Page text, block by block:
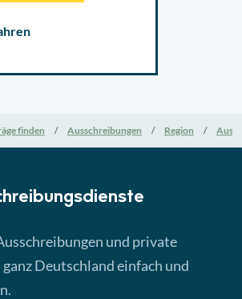
finden Ausschreibungen Region
und private
Deutschland einfach und